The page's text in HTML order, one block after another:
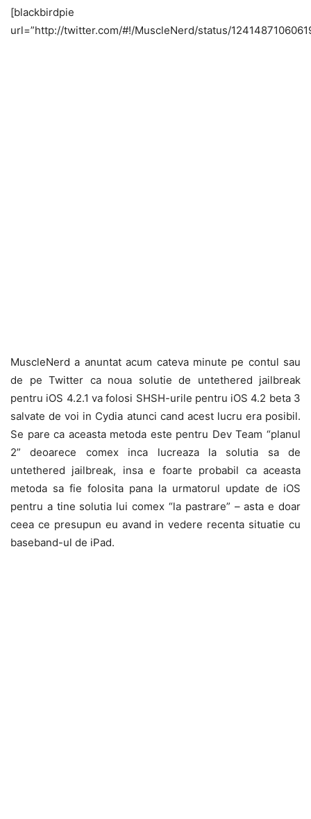
[blackbirdpie
url=”http://twitter.com/#!/MuscleNerd/status/
MuscleNerd a anuntat acum cateva minute pe contul sau
de pe Twitter ca noua solutie de untethered jailbreak
pentru iOS 4.2.1 va folosi SHSH-urile pentru iOS 4.2 beta 3
salvate de voi in Cydia atunci cand acest lucru era posibil.
Se pare ca aceasta metoda este pentru Dev Team “planul
2” deoarece comex inca lucreaza la solutia sa de
untethered jailbreak, insa e foarte probabil ca aceasta
metoda sa fie folosita pana la urmatorul update de iOS
pentru a tine solutia lui comex “la pastrare” – asta e doar
ceea ce presupun eu avand in vedere recenta situatie cu
baseband-ul de iPad.